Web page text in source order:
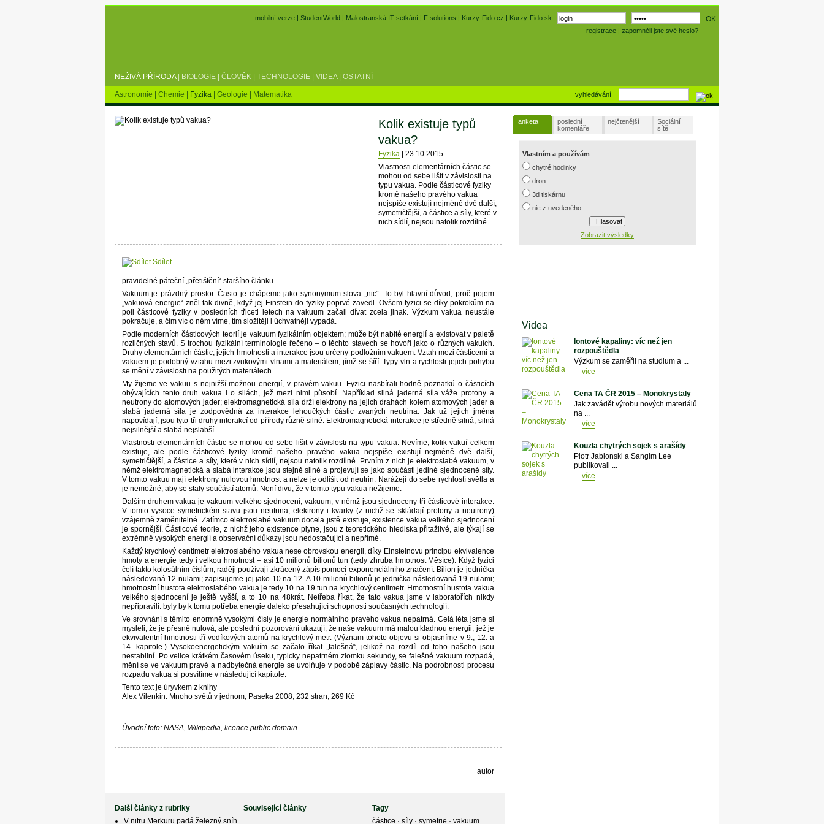
registrace | zapomněli jste své heslo?
mobilní verze |StudentWorld | Malostranská IT setkání | F solutions | Kurzy-Fido.cz | Kurzy-Fido.sk
NEŽIVÁ PŘÍRODA| BIOLOGIE | ČLOVĚK | TECHNOLOGIE | VIDEA| OSTATNÍ
Astronomie | Chemie | Fyzika | Geologie | Matematika vyhledávání
Kolik existuje typů
vakua?
Fyzika| 23.10.2015
Vlastnosti elementárních částic se
mohou od sebe lišit v závislosti na
typu vakua. Podle částicové fyziky
kromě našeho pravého vakua
nejspíše existují nejméně dvě další,
symetričtější, a částice a síly, které v
nich sídlí, nejsou natolik rozdílné.
Sdílet
pravidelné páteční „přetištění“ staršího článku
Vakuum je prázdný prostor. Často je chápeme jako synonymum slova „nic“. To byl hlavní důvod, proč pojem
„vakuová energie“ zněl tak divně, když jej Einstein do fyziky poprvé zavedl. Ovšem fyzici se díky pokrokům na
poli částicové fyziky v posledních třiceti letech na vakuum začali dívat zcela jinak. Výzkum vakua neustále
pokračuje, a čím víc o něm víme, tím složitěji i úchvatněji vypadá.
Podle moderních částicových teorií je vakuum fyzikálním objektem; může být nabité energií a existovat v paletě
rozličných stavů. S trochou fyzikální terminologie řečeno – o těchto stavech se hovoří jako o různých vakuích.
Druhy elementárních částic, jejich hmotnosti a interakce jsou určeny podložním vakuem. Vztah mezi částicemi a
vakuem je podobný vztahu mezi zvukovými vlnami a materiálem, jímž se šíří. Typy vln a rychlosti jejich pohybu
se mění v závislosti na použitých materiálech.
My žijeme ve vakuu s nejnižší možnou energií, v pravém vakuu. Fyzici nasbírali hodně poznatků o částicích
obývajících tento druh vakua i o silách, jež mezi nimi působí. Například silná jaderná síla váže protony a
neutrony do atomových jader; elektromagnetická síla drží elektrony na jejich drahách kolem atomových jader a
slabá jaderná síla je zodpovědná za interakce lehoučkých částic zvaných neutrina. Jak už jejich jména
napovídají, jsou tyto tři druhy interakcí od přírody různě silné. Elektromagnetická interakce je středně silná, silná
nejsilnější a slabá nejslabší.
Vlastnosti elementárních částic se mohou od sebe lišit v závislosti na typu vakua. Nevíme, kolik vakuí celkem
existuje, ale podle částicové fyziky kromě našeho pravého vakua nejspíše existují nejméně dvě další,
symetričtější, a částice a síly, které v nich sídlí, nejsou natolik rozdílné. Prvním z nich je elektroslabé vakuum, v
němž elektromagnetická a slabá interakce jsou stejně silné a projevují se jako součásti jediné sjednocené síly.
V tomto vakuu mají elektrony nulovou hmotnost a nelze je odlišit od neutrin. Narážejí do sebe rychlostí světla a
je nemožné, aby se staly součástí atomů. Není divu, že v tomto typu vakua nežijeme.
Dalším druhem vakua je vakuum velkého sjednocení, vakuum, v němž jsou sjednoceny tři částicové interakce.
V tomto vysoce symetrickém stavu jsou neutrina, elektrony i kvarky (z nichž se skládají protony a neutrony)
vzájemně zaměnitelné. Zatímco elektroslabé vakuum docela jistě existuje, existence vakua velkého sjednocení
je spornější. Částicové teorie, z nichž jeho existence plyne, jsou z teoretického hlediska přitažlivé, ale týkají se
extrémně vysokých energií a observační důkazy jsou nedostačující a nepřímé.
Každý krychlový centimetr elektroslabého vakua nese obrovskou energii, díky Einsteinovu principu ekvivalence
hmoty a energie tedy i velkou hmotnost – asi 10 milionů bilionů tun (tedy zhruba hmotnost Měsíce). Když fyzici
čelí takto kolosálním číslům, raději používají zkrácený zápis pomocí exponenciálního značení. Bilion je jednička
následovaná 12 nulami; zapisujeme jej jako 10 na 12. A 10 milionů bilionů je jednička následovaná 19 nulami;
hmotnostní hustota elektroslabého vakua je tedy 10 na 19 tun na krychlový centimetr. Hmotnostní hustota vakua
velkého sjednocení je ještě vyšší, a to 10 na 48krát. Netřeba říkat, že tato vakua jsme v laboratořích nikdy
nepřipravili: byly by k tomu potřeba energie daleko přesahující schopnosti současných technologií.
Ve srovnání s těmito enormně vysokými čísly je energie normálního pravého vakua nepatrná. Celá léta jsme si
mysleli, že je přesně nulová, ale poslední pozorování ukazují, že naše vakuum má malou kladnou energii, jež je
ekvivalentní hmotnosti tří vodíkových atomů na krychlový metr. (Význam tohoto objevu si objasníme v 9., 12. a
14. kapitole.) Vysokoenergetickým vakuím se začalo říkat „falešná“, jelikož na rozdíl od toho našeho jsou
nestabilní. Po velice krátkém časovém úseku, typicky nepatrném zlomku sekundy, se falešné vakuum rozpadá,
mění se ve vakuum pravé a nadbytečná energie se uvolňuje v podobě záplavy částic. Na podrobnosti procesu
rozpadu vakua si posvítíme v následující kapitole.
Tento text je úryvkem z knihy
Alex Vilenkin: Mnoho světů v jednom, Paseka 2008, 232 stran, 269 Kč
Úvodní foto: NASA, Wikipedia, licence public domain
autor
Další články z rubriky
V nitru Merkuru padá železný sníh
Související články
Tagy
částice ·síly ·symetrie ·vakuum
anketa
poslední
komentáře
nejčtenější
Sociální
sítě
Vlastním a používám
chytré hodinky
dron
3d tiskárnu
nic z uvedeného
Zobrazit výsledky
Videa
Iontové kapaliny: víc než jen
rozpouštědla
Výzkum se zaměřil na studium a ...
více
Cena TA ČR 2015 – Monokrystaly
Jak zavádět výrobu nových materiálů
na ...
více
Kouzla chytrých sojek s arašídy
Piotr Jablonski a Sangim Lee
publikovali ...
více